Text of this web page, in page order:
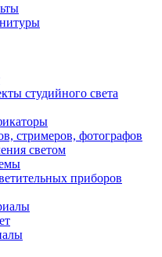
студийного света
стримеров, фотографов
светом
приборов